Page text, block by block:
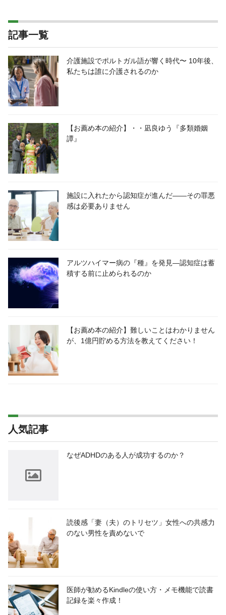
記事一覧
介護施設でポルトガル語が響く時代〜 10年後、
私たちは誰に介護されるのか
【お薦め本の紹介】・・凪良ゆう『多類婚姻
譚』
施設に入れたから認知症が進んだ――その罪悪
感は必要ありません
アルツハイマー病の『種』を発見―認知症は蓄
積する前に止められるのか
【お薦め本の紹介】難しいことはわかりません
が、1億円貯める方法を教えてください！
人気記事
なぜADHDのある人が成功するのか？
読後感「妻（夫）のトリセツ」女性への共感力
のない男性を責めないで
医師が勧めるKindleの使い方・メモ機能で読書
記録を楽々作成！